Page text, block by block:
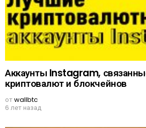
Аккаунты Instagram,
криптовалют и блокчейнов
отwallbtc
6 лет назад